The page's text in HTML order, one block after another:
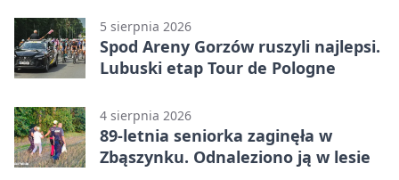
5 sierpnia 2026
Spod Areny Gorzów ruszyli najlepsi.
Lubuski etap Tour de Pologne
4 sierpnia 2026
89-letnia seniorka zaginęła w
Zbąszynku. Odnaleziono ją w lesie